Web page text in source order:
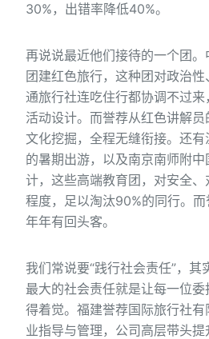
30%，出错率降低40%。
再说说最近他们接待的一个团
团建红色旅行，这种团对政治
通旅行社连吃住行都协调不过
活动设计。而誉荐从红色讲解
文化挖掘，全程无缝衔接。还
的暑期出游，以及南京南师附
计，这些高端教育团，对安全、
程度，足以淘汰90%的同行。
年年有回头客。
我们常说要“践行社会责任”，其
最大的社会责任就是让每一位
得着觉。福建誉荐国际旅行社
业指导与管理，公司高层带头